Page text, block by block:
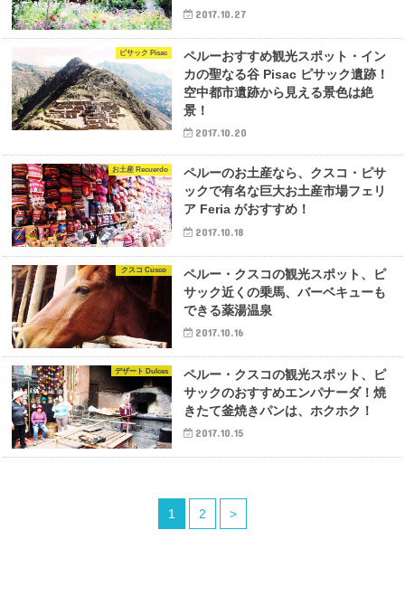
2017.10.27
ピサック Pisac
ペルーおすすめ観光スポット・イン
カの聖なる谷 Pisac ピサック遺跡！
空中都市遺跡から見える景色は絶
景！
2017.10.20
お土産 Recuerdo
ペルーのお土産なら、クスコ・ピサ
ックで有名な巨大お土産市場フェリ
ア Feria がおすすめ！
2017.10.18
クスコ Cusco
ペルー・クスコの観光スポット、ピ
サック近くの乗馬、バーベキューも
できる薬湯温泉
2017.10.16
デザート Dulces
ペルー・クスコの観光スポット、ピ
サックのおすすめエンパナーダ！焼
きたて釜焼きパンは、ホクホク！
2017.10.15
1 2 >